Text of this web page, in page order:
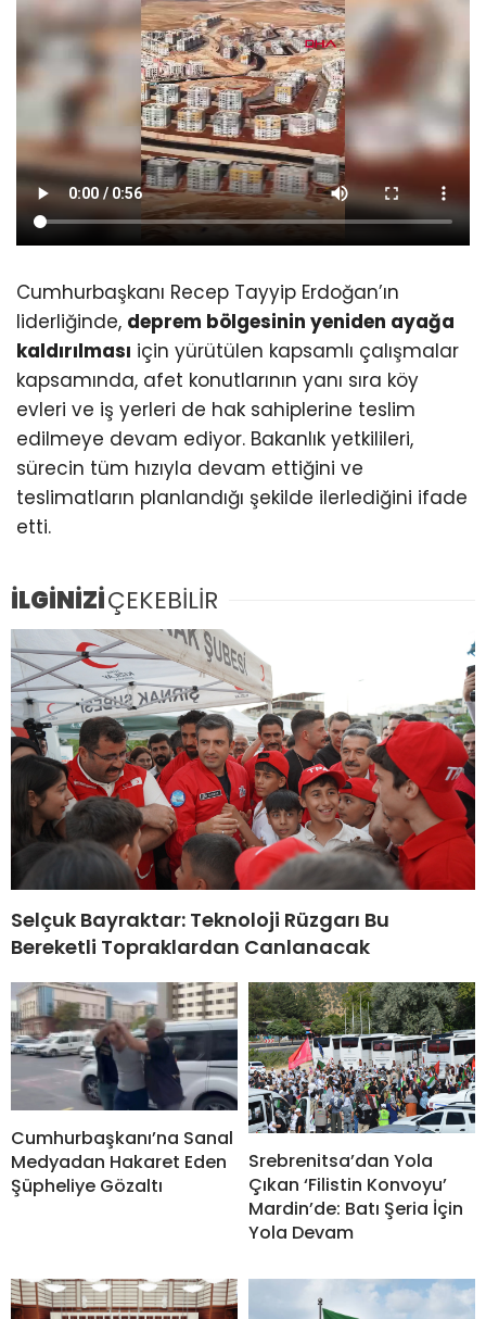
Cumhurbaşkanı Recep Tayyip Erdoğan’ın
liderliğinde, deprem bölgesinin yeniden ayağa
kaldırılması için yürütülen kapsamlı çalışmalar
kapsamında, afet konutlarının yanı sıra köy
evleri ve iş yerleri de hak sahiplerine teslim
edilmeye devam ediyor. Bakanlık yetkilileri,
sürecin tüm hızıyla devam ettiğini ve
teslimatların planlandığı şekilde ilerlediğini ifade
etti.
İLGİNİZİÇEKEBİLİR
Selçuk Bayraktar: Teknoloji Rüzgarı Bu
Bereketli Topraklardan Canlanacak
Cumhurbaşkanı’na Sanal
Medyadan Hakaret Eden
Şüpheliye Gözaltı
Srebrenitsa’dan Yola
Çıkan ‘Filistin Konvoyu’
Mardin’de: Batı Şeria İçin
Yola Devam